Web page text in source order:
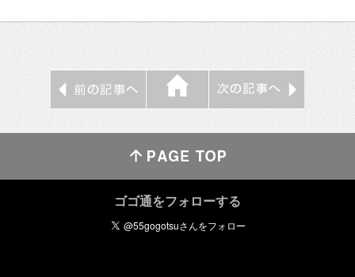
ゴゴ通をフォローする